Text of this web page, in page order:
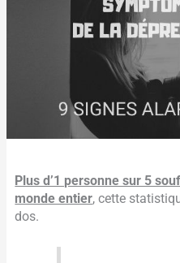
Plus d’1 personne sur 5
monde entier, cette
dos.